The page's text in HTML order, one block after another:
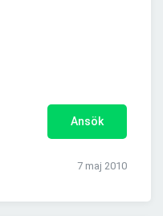
Ansök
7 maj 2010